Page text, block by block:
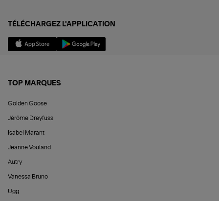
TÉLÉCHARGEZ L'APPLICATION
TOP MARQUES
Golden Goose
Jérôme Dreyfuss
Isabel Marant
Jeanne Vouland
Autry
Vanessa Bruno
Ugg